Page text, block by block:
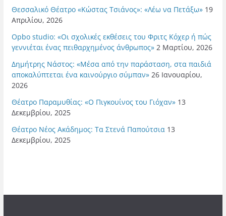
Θεσσαλικό Θέατρο «Κώστας Τσιάνος»: «Λέω να Πετάξω» 19
Απριλίου, 2026
Opbo studio: «Οι σχολικές εκθέσεις του Φριτς Κόχερ ή πώς
γεννιέται ένας πειθαρχημένος άνθρωπος» 2 Μαρτίου, 2026
Δημήτρης Νάστος: «Μέσα από την παράσταση, στα παιδιά
αποκαλύπτεται ένα καινούργιο σύμπαν» 26 Ιανουαρίου,
2026
Θέατρο Παραμυθίας: «Ο Πιγκουίνος του Γιόχαν» 13
Δεκεμβρίου, 2025
Θέατρο Νέος Ακάδημος: Τα Στενά Παπούτσια 13
Δεκεμβρίου, 2025